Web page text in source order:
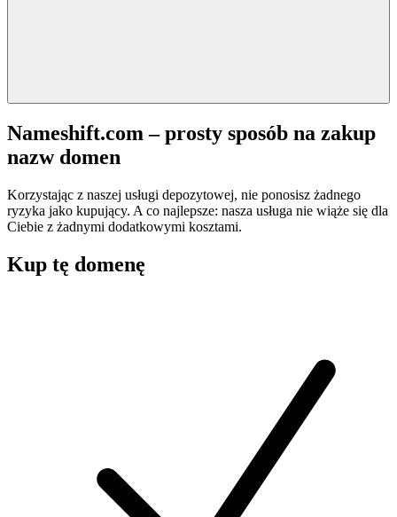
Nameshift.com – prosty sposób na zakup
nazw domen
Korzystając z naszej usługi depozytowej, nie ponosisz żadnego
ryzyka jako kupujący. A co najlepsze: nasza usługa nie wiąże się dla
Ciebie z żadnymi dodatkowymi kosztami.
Kup tę domenę